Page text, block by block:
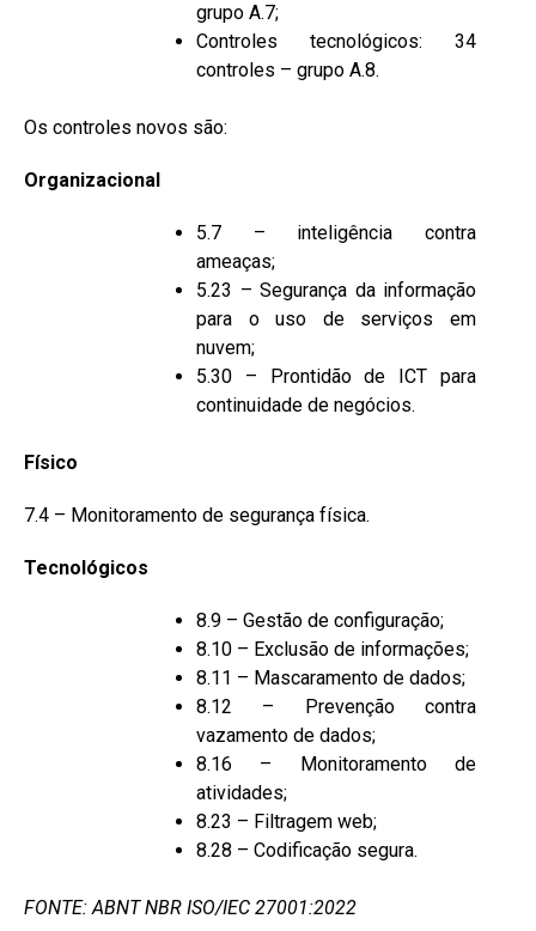
grupo A.7;
Controles tecnológicos: 34
controles – grupo A.8.
Os controles novos são:
Organizacional
5.7 – inteligência contra
ameaças;
5.23 – Segurança da informação
para o uso de serviços em
nuvem;
5.30 – Prontidão de ICT para
continuidade de negócios.
Físico
7.4 – Monitoramento de segurança física.
Tecnológicos
8.9 – Gestão de configuração;
8.10 – Exclusão de informações;
8.11 – Mascaramento de dados;
8.12 – Prevenção contra
vazamento de dados;
8.16 – Monitoramento de
atividades;
8.23 – Filtragem web;
8.28 – Codificação segura.
FONTE: ABNT NBR ISO/IEC 27001:2022